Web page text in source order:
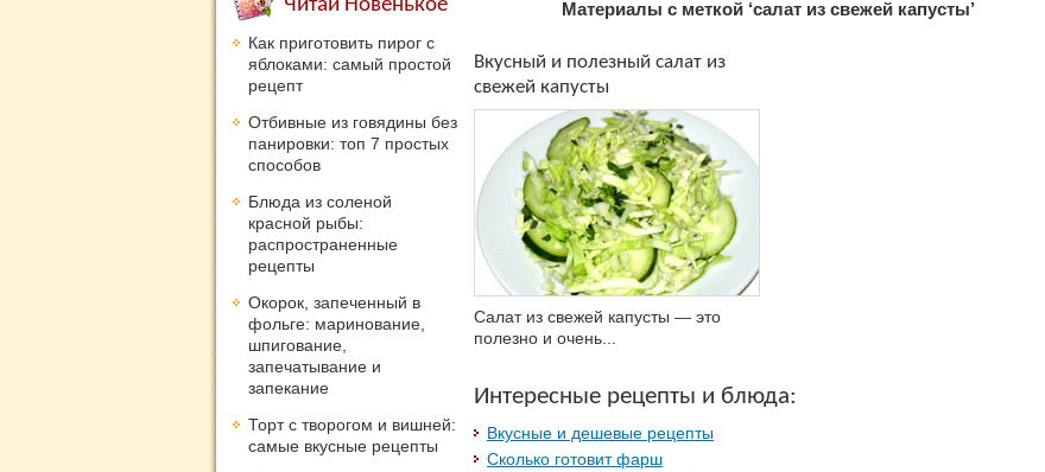
Материалы с меткой ‘салат из свежей капусты’
Вкусный и полезный салат из
свежей капусты
Салат из свежей капусты — это
полезно и очень...
Интересные рецепты и блюда:
Вкусные и дешевые рецепты
Сколько готовит фарш
Читай Новенькое
Как приготовить пирог с
яблоками: самый простой
рецепт
Отбивные из говядины без
панировки: топ 7 простых
способов
Блюда из соленой
красной рыбы:
распространенные
рецепты
Окорок, запеченный в
фольге: маринование,
шпигование,
запечатывание и
запекание
Торт с творогом и вишней:
самые вкусные рецепты